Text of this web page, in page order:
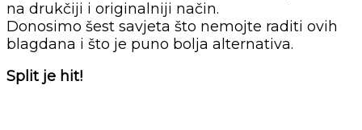
na drukčiji i originalniji način.
Donosimo šest savjeta što nemojte raditi ovih
blagdana i što je puno bolja alternativa.
Split je hit!